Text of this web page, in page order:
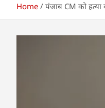
Home पंजाब CM को हत्या